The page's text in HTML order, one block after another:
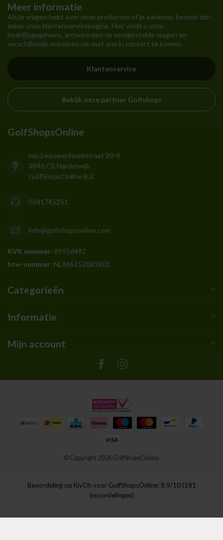
Meer informatie
Als je vragen hebt over onze producten of je aankoop, bezoek dan
zeker onze klantenservicepagina. Hier vindt u onze
bedrijfsgegevens, antwoorden op veelgestelde vragen en
verschillende manieren om met ons in contact te komen.
Klantenservice
Bekijk onze partner Golfshops
GolfShopsOnline
van Leeuwenhoekstraat 20-4
3846 CB Harderwijk
GolfShopsOnline B.V.
0341745251
info@golfshopsonline.com
KVK nummer: 89916492
btw-nummer: NL865152081B01
Categorieën
Informatie
Mijn account
© Copyright 2026 GolfShopsOnline
Beoordeling op KiyOh voor GolfShopsOnline: 8.9/10 (181
beoordelingen)